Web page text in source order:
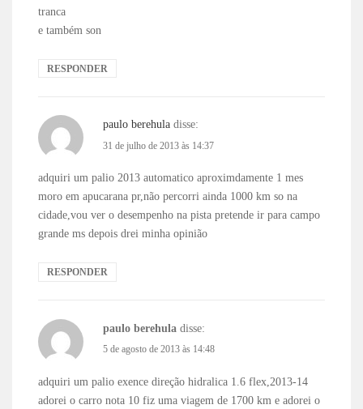
tranca
e também son
RESPONDER
paulo berehula disse:
31 de julho de 2013 às 14:37
adquiri um palio 2013 automatico aproximdamente 1 mes
moro em apucarana pr,não percorri ainda 1000 km so na
cidade,vou ver o desempenho na pista pretende ir para campo
grande ms depois drei minha opinião
RESPONDER
paulo berehula disse:
5 de agosto de 2013 às 14:48
adquiri um palio exence direção hidralica 1.6 flex,2013-14
adorei o carro nota 10 fiz uma viagem de 1700 km e adorei o